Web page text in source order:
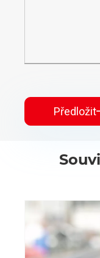
Předložit